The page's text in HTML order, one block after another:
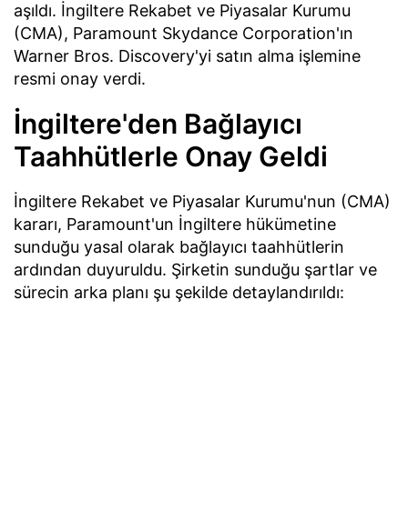
aşıldı. İngiltere Rekabet ve Piyasalar Kurumu
(CMA), Paramount Skydance Corporation'ın
Warner Bros. Discovery'yi satın alma işlemine
resmi onay verdi.
İngiltere'den Bağlayıcı
Taahhütlerle Onay Geldi
İngiltere Rekabet ve Piyasalar Kurumu'nun (CMA)
kararı, Paramount'un İngiltere hükümetine
sunduğu yasal olarak bağlayıcı taahhütlerin
ardından duyuruldu. Şirketin sunduğu şartlar ve
sürecin arka planı şu şekilde detaylandırıldı: